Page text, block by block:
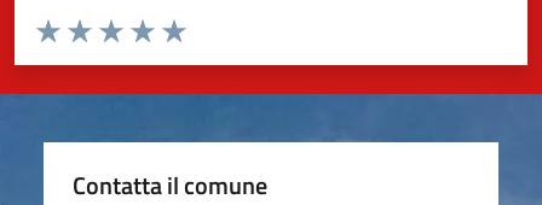
Valuta da 1 a 5 stelle la pagina
Valuta 5 stelle su 5
Valuta 4 stelle su 5
Valuta 3 stelle su 5
Valuta 2 stelle su 5
Valuta 1 stelle su 5
Contatta il comune